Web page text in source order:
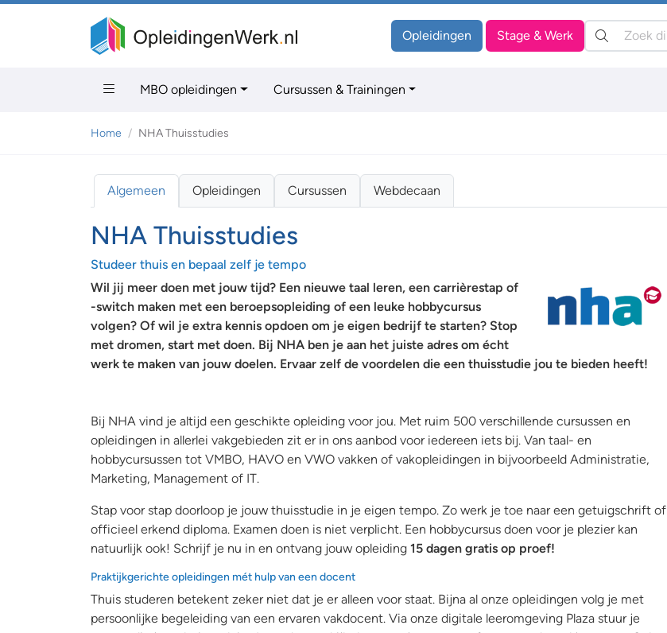
Opleidingen Stage & Werk Zoeken:
MBO opleidingen Cursussen & Trainingen
Home NHA Thuisstudies
Algemeen Opleidingen Cursussen Webdecaan
NHA Thuisstudies
Studeer thuis en bepaal zelf je tempo
Wil jij meer doen met jouw tijd? Een nieuwe taal leren, een carrièrestap of
-switch maken met een beroepsopleiding of een leuke hobbycursus
volgen? Of wil je extra kennis opdoen om je eigen bedrijf te starten? Stop
met dromen, start met doen. Bij NHA ben je aan het juiste adres om écht
werk te maken van jouw doelen. Ervaar zelf de voordelen die een thuisstudie jou te bieden heeft!
Bij NHA vind je altijd een geschikte opleiding voor jou. Met ruim 500 verschillende cursussen en
opleidingen in allerlei vakgebieden zit er in ons aanbod voor iedereen iets bij. Van taal- en
hobbycursussen tot VMBO, HAVO en VWO vakken of vakopleidingen in bijvoorbeeld Administratie,
Marketing, Management of IT.
Stap voor stap doorloop je jouw thuisstudie in je eigen tempo. Zo werk je toe naar een getuigschrift of
officieel erkend diploma. Examen doen is niet verplicht. Een hobbycursus doen voor je plezier kan
natuurlijk ook! Schrijf je nu in en ontvang jouw opleiding 15 dagen gratis op proef!
Praktijkgerichte opleidingen mét hulp van een docent
Thuis studeren betekent zeker niet dat je er alleen voor staat. Bijna al onze opleidingen volg je met
persoonlijke begeleiding van een ervaren vakdocent. Via onze digitale leeromgeving Plaza stuur je